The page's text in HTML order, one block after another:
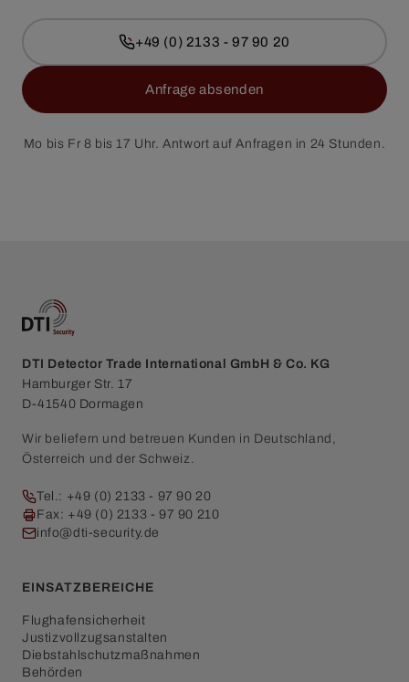
+49 (0) 2133 - 97 90 20
Anfrage absenden
Mo bis Fr 8 bis 17 Uhr. Antwort auf Anfragen in 24 Stunden.
DTI Detector Trade International GmbH & Co. KG
Hamburger Str. 17
D-41540 Dormagen
Wir beliefern und betreuen Kunden in Deutschland,
Österreich und der Schweiz.
Tel.: +49 (0) 2133 - 97 90 20
Fax: +49 (0) 2133 - 97 90 210
info@dti-security.de
EINSATZBEREICHE
Flughafensicherheit
Justizvollzugsanstalten
Diebstahlschutzmaßnahmen
Behörden